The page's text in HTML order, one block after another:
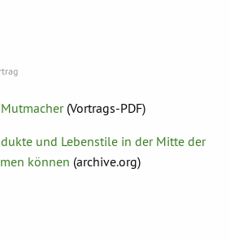
(Vortrags-PDF)
und Lebenstile in der Mitte der
können (archive.org)